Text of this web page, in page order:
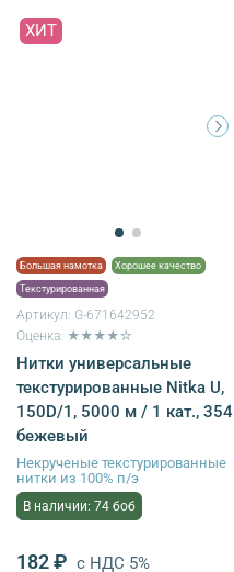
ХИТ
Большая намотка Хорошее качество
Текстурированная
Артикул: G-671642952
Оценка: ★★★★☆
Нитки универсальные
текстурированные Nitka U,
150D/1, 5000 м / 1 кат., 354
бежевый
Некрученые текстурированные
нитки из 100% п/э
В наличии: 74 боб
182 ₽ с НДС 5%